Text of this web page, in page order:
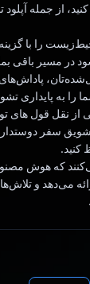
از جمله
را با
در مسیر باقی
را به پایداری
از نقل قول
سفر
کنید.
که هوش
می‌دهد و